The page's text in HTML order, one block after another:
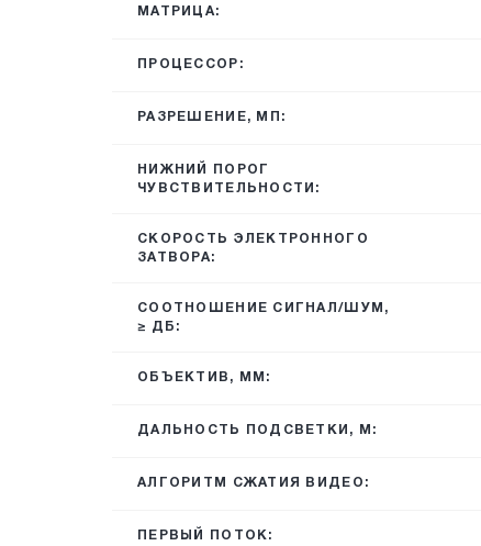
МАТРИЦА:
ПРОЦЕССОР:
РАЗРЕШЕНИЕ, МП:
НИЖНИЙ ПОРОГ
ЧУВСТВИТЕЛЬНОСТИ:
СКОРОСТЬ ЭЛЕКТРОННОГО
ЗАТВОРА:
СООТНОШЕНИЕ СИГНАЛ/ШУМ,
≥ ДБ:
ОБЪЕКТИВ, ММ:
ДАЛЬНОСТЬ ПОДСВЕТКИ, М:
АЛГОРИТМ СЖАТИЯ ВИДЕО:
ПЕРВЫЙ ПОТОК: